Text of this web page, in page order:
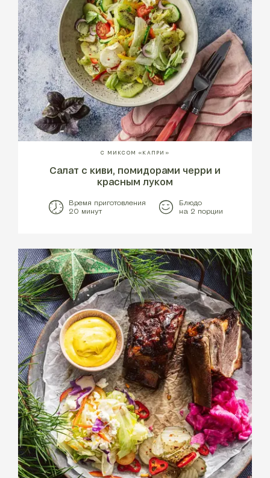
С МИКСОМ «КАПРИ»
Салат с киви, помидорами черри и
красным луком
Время приготовления
20 минут
Блюдо
на 2 порции